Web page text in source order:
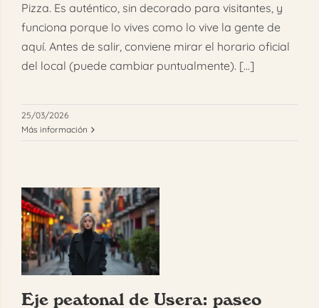
Pizza. Es auténtico, sin decorado para visitantes, y
funciona porque lo vives como lo vive la gente de
aquí. Antes de salir, conviene mirar el horario oficial
del local (puede cambiar puntualmente). [...]
25/03/2026
Más información
Eje peatonal de Usera: paseo